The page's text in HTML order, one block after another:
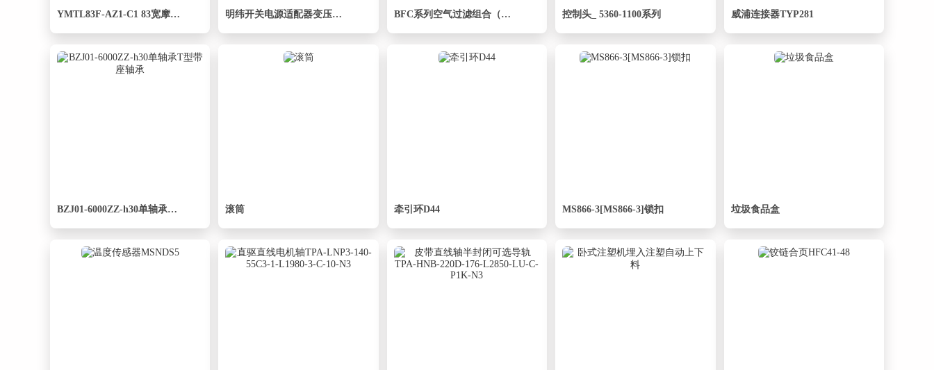
YMTL83F-AZ1-C1 83宽摩擦顶链 明纬开关电源适配器变压器WDR-240-48 BFC系列空气过滤组合（二联件）[BFC2000] 控制头_ 5360-1100系列 威浦连接器TYP281
BZJ01-6000ZZ-h30单轴承T型带座轴承 滚筒 牵引环D44 MS866-3[MS866-3]锁扣 垃圾食品盒